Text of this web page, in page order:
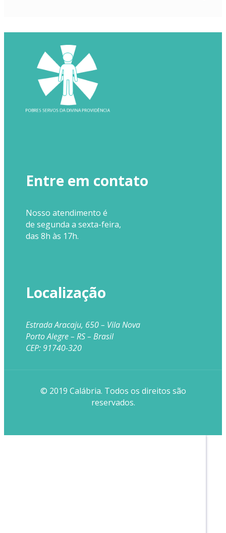
Entre em contato
Nosso atendimento é
de segunda a sexta-feira,
das 8h às 17h.
Localização
Estrada Aracaju, 650 – Vila Nova
Porto Alegre – RS – Brasil
CEP: 91740-320
© 2019 Calábria. Todos os direitos são
reservados.